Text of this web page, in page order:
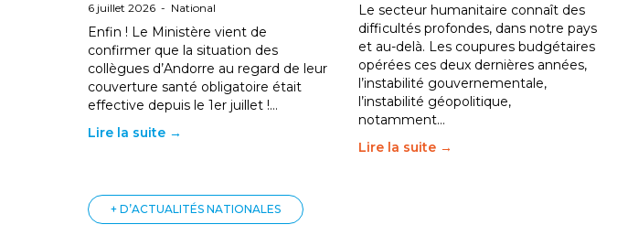
6 juillet 2026 - National
Enfin ! Le Ministère vient de
confirmer que la situation des
collègues d’Andorre au regard de leur
couverture santé obligatoire était
effective depuis le 1er juillet !…
Lire la suite →
Le secteur humanitaire connaît des
difficultés profondes, dans notre pays
et au-delà. Les coupures budgétaires
opérées ces deux dernières années,
l’instabilité gouvernementale,
l’instabilité géopolitique,
notamment…
Lire la suite →
+ D’ACTUALITÉS NATIONALES